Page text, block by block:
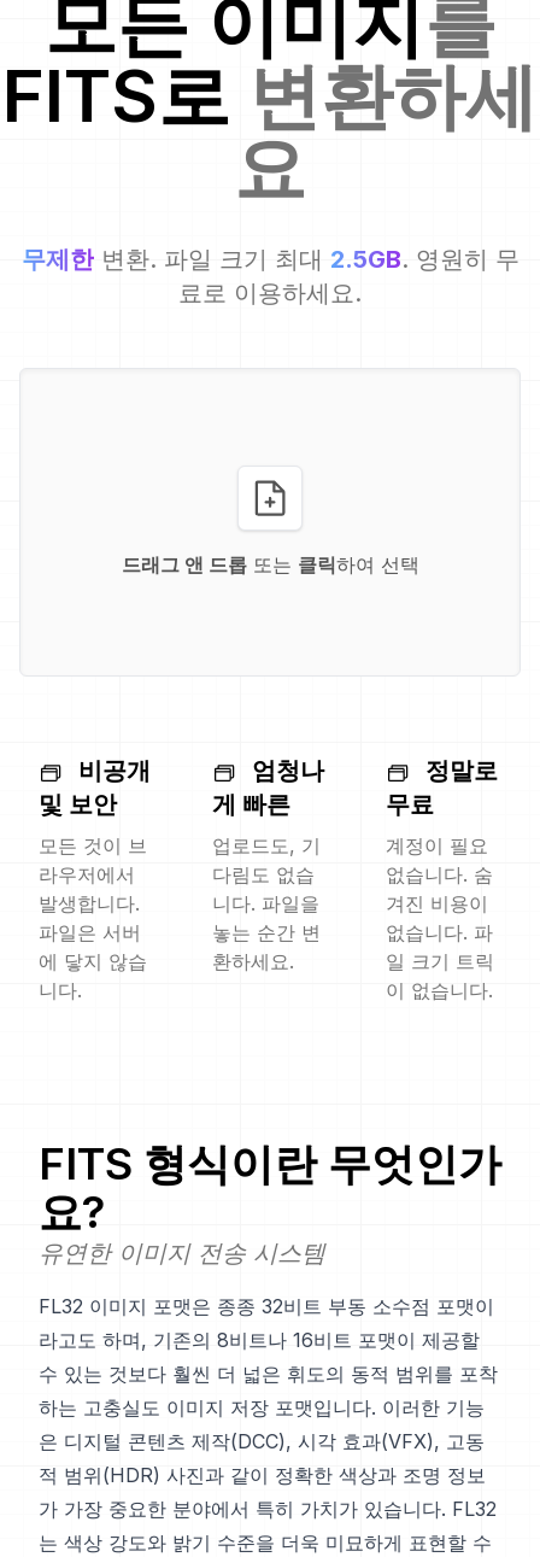
모든 이미지 를
FITS로 변환하세
요
무제한 변환. 파일 크기 최대 2.5GB. 영원히 무
료로 이용하세요.
드래그 앤 드롭또는 클릭하여 선택
비공개
및 보안
모든 것이 브
라우저에서
발생합니다.
파일은 서버
에 닿지 않습
니다.
엄청나
게 빠른
업로드도, 기
다림도 없습
니다. 파일을
놓는 순간 변
환하세요.
정말로
무료
계정이 필요
없습니다. 숨
겨진 비용이
없습니다. 파
일 크기 트릭
이 없습니다.
FITS 형식이란 무엇인가
요?
유연한 이미지 전송 시스템
FL32 이미지 포맷은 종종 32비트 부동 소수점 포맷이
라고도 하며, 기존의 8비트나 16비트 포맷이 제공할
수 있는 것보다 훨씬 더 넓은 휘도의 동적 범위를 포착
하는 고충실도 이미지 저장 포맷입니다. 이러한 기능
은 디지털 콘텐츠 제작(DCC), 시각 효과(VFX), 고동
적 범위(HDR) 사진과 같이 정확한 색상과 조명 정보
가 가장 중요한 분야에서 특히 가치가 있습니다. FL32
는 색상 강도와 밝기 수준을 더욱 미묘하게 표현할 수